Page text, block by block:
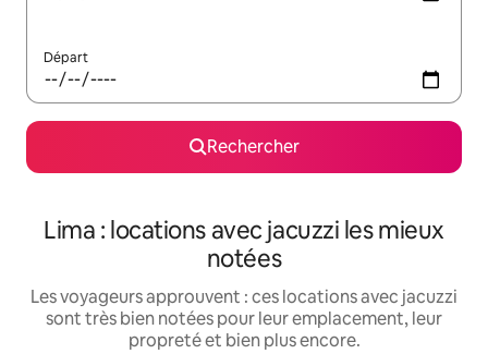
Départ
Rechercher
Lima : locations avec jacuzzi les mieux
notées
Les voyageurs approuvent : ces locations avec jacuzzi
sont très bien notées pour leur emplacement, leur
propreté et bien plus encore.